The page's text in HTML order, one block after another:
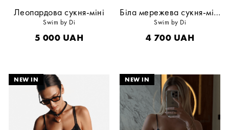
Леопардова сукня-міні
Swim by Di
5 000 UAH
Біла мережева сукня-міні
Swim by Di
4 700 UAH